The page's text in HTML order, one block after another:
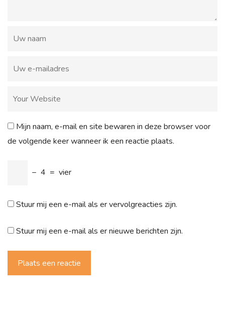
Mijn naam, e-mail en site bewaren in deze browser voor
de volgende keer wanneer ik een reactie plaats.
− 4 = vier
Stuur mij een e-mail als er vervolgreacties zijn.
Stuur mij een e-mail als er nieuwe berichten zijn.
Plaats een reactie